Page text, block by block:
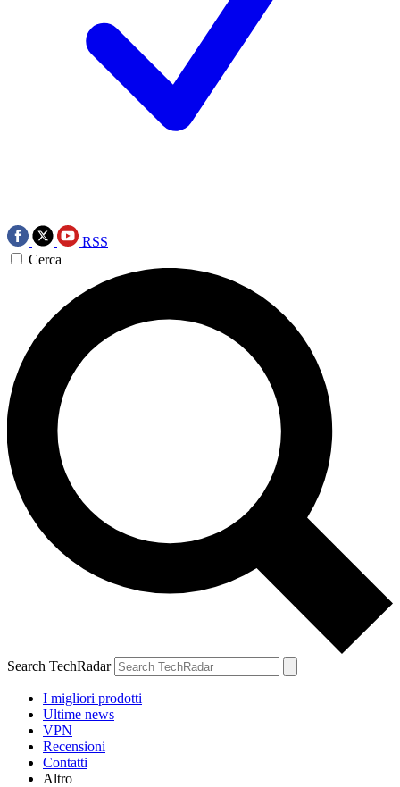
RSS
Cerca
Search TechRadar
I migliori prodotti
Ultime news
VPN
Recensioni
Contatti
Altro